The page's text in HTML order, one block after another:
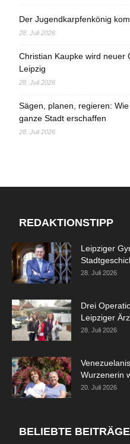
Der Jugendkarpfenkönig
28. Juli 2026
Christian Kaupke wird neuer
Leipzig
28. Juli 2026
Sägen, planen, regieren:
ganze Stadt erschaffen
28. Juli 2026
REDAKTIONSTIPP
Leipziger
28. Juli 2026
Drei
Leipziger
28. Juli 2026
Wurzenerin
20. Juli 2026
BELIEBTE BEITRÄGE